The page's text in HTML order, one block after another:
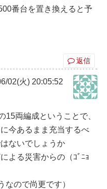
番台を置き換えると予
返信
02(火) 20:05:52
15両編成ということで、
今あるまま充当するべ
ないでしょうか
よる災害からの（ｺﾞﾆｮ
なので尚更です）